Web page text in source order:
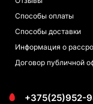
Способы оплаты
Способы доставки
Информация о
Договор публичной
+375(25)952-